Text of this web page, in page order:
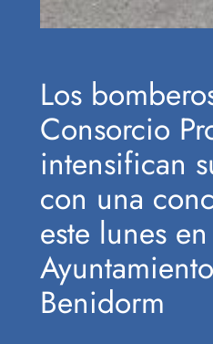
Los
Consorcio
intensifican
con una
este lunes
Benidorm